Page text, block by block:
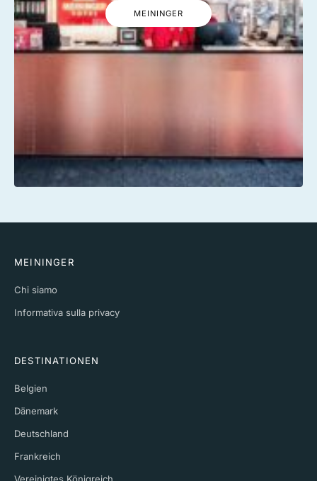
MEININGER
MEININGER
Chi siamo
Informativa sulla privacy
DESTINATIONEN
Belgien
Dänemark
Deutschland
Frankreich